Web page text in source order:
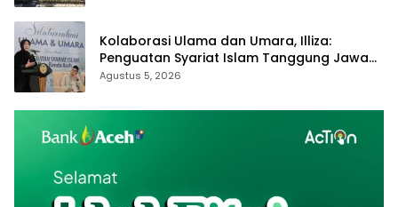
Kolaborasi Ulama dan Umara, Illiza:
Penguatan Syariat Islam Tanggung Jawab
Bersama
Agustus 5, 2026